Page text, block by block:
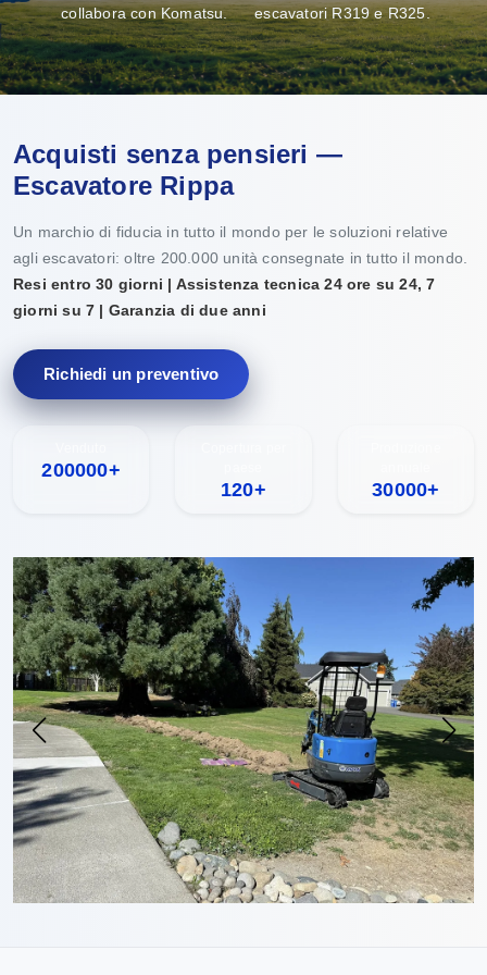
collabora con Komatsu.
escavatori R319 e R325.
Acquisti senza pensieri —
Escavatore Rippa
Un marchio di fiducia in tutto il mondo per le soluzioni relative
agli escavatori: oltre 200.000 unità consegnate in tutto il mondo.
Resi entro 30 giorni | Assistenza tecnica 24 ore su 24, 7
giorni su 7 | Garanzia di due anni
Richiedi un preventivo
200000+
120+ 30000+